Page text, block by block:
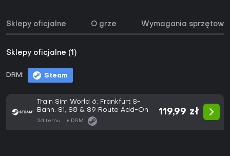
Sklepy oficjalne O grze Wymagania sprzętowe
Sklepy oficjalne (1)
DRM: Steam
Train Sim World 6: Frankfurt S-
Bahn: S1, S8 & S9 Route Add-On
2d temu DRM:
119,99 zł